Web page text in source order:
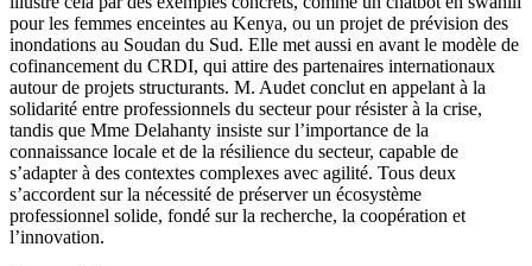
pour les femmes enceintes au Kenya, ou un projet de prévision des
inondations au Soudan du Sud. Elle met aussi en avant le modèle de
cofinancement du CRDI, qui attire des partenaires internationaux
autour de projets structurants. M. Audet conclut en appelant à la
solidarité entre professionnels du secteur pour résister à la crise,
tandis que Mme Delahanty insiste sur l’importance de la
connaissance locale et de la résilience du secteur, capable de
s’adapter à des contextes complexes avec agilité. Tous deux
s’accordent sur la nécessité de préserver un écosystème
professionnel solide, fondé sur la recherche, la coopération et
l’innovation.